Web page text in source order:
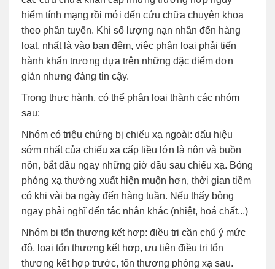
hiểm tính mạng rồi mới đến cứu chữa chuyên khoa
theo phân tuyến. Khi số lượng nạn nhân đến hàng
loạt, nhất là vào ban đêm, việc phân loại phải tiến
hành khẩn trương dựa trên những đặc điểm đơn
giản nhưng đáng tin cậy.
Trong thực hành, có thể phân loại thành các nhóm
sau:
Nhóm có triệu chứng bị chiếu xạ ngoài: dấu hiệu
sớm nhất của chiếu xạ cấp liều lớn là nôn và buồn
nôn, bắt đầu ngay những giờ đầu sau chiếu xạ. Bỏng
phóng xạ thường xuất hiện muộn hơn, thời gian tiềm
có khi vài ba ngày đến hàng tuần. Nếu thấy bỏng
ngay phải nghĩ đến tác nhân khác (nhiệt, hoá chất...)
Nhóm bị tổn thương kết hợp: điều trị cần chú ý mức
độ, loại tổn thương kết hợp, ưu tiên điều trị tổn
thương kết hợp trước, tổn thương phóng xạ sau.